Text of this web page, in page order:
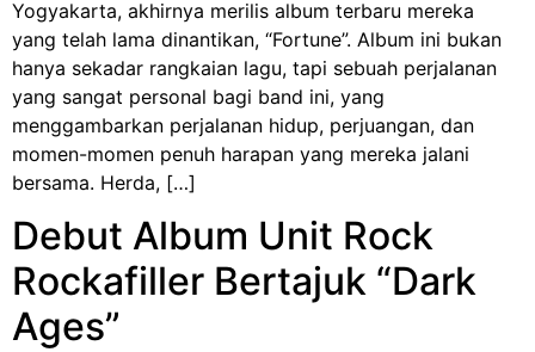
Yogyakarta, akhirnya merilis album terbaru mereka
yang telah lama dinantikan, “Fortune”. Album ini bukan
hanya sekadar rangkaian lagu, tapi sebuah perjalanan
yang sangat personal bagi band ini, yang
menggambarkan perjalanan hidup, perjuangan, dan
momen-momen penuh harapan yang mereka jalani
bersama. Herda, […]
Debut Album Unit Rock
Rockafiller Bertajuk “Dark
Ages”